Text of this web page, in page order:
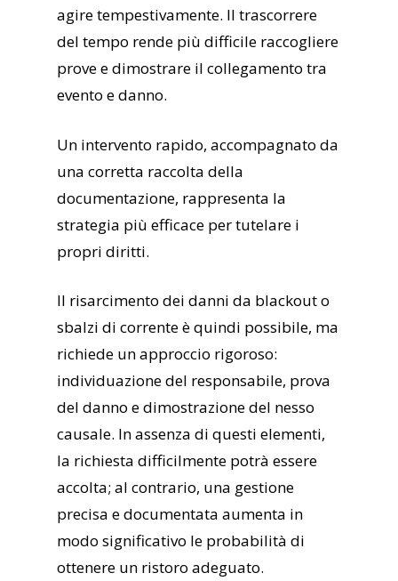
agire tempestivamente. Il trascorrere
del tempo rende più difficile raccogliere
prove e dimostrare il collegamento tra
evento e danno.
Un intervento rapido, accompagnato da
una corretta raccolta della
documentazione, rappresenta la
strategia più efficace per tutelare i
propri diritti.
Il risarcimento dei danni da blackout o
sbalzi di corrente è quindi possibile, ma
richiede un approccio rigoroso:
individuazione del responsabile, prova
del danno e dimostrazione del nesso
causale. In assenza di questi elementi,
la richiesta difficilmente potrà essere
accolta; al contrario, una gestione
precisa e documentata aumenta in
modo significativo le probabilità di
ottenere un ristoro adeguato.